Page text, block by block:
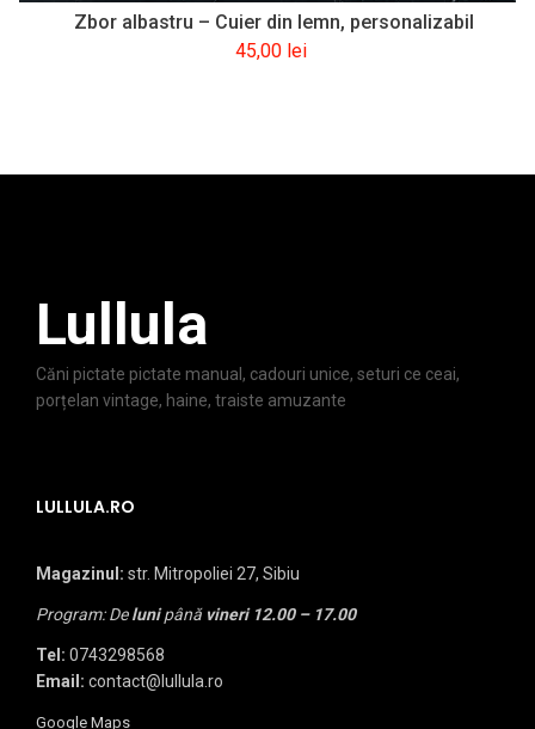
Zbor albastru – Cuier din lemn, personalizabil
45,00 lei
Lullula
Căni pictate pictate manual, cadouri unice, seturi ce ceai,
porțelan vintage, haine, traiste amuzante
LULLULA.RO
Magazinul: str. Mitropoliei 27, Sibiu
Program: Delunipână vineri 12.00 – 17.00
Tel: 0743298568
Email: contact@lullula.ro
Google Maps